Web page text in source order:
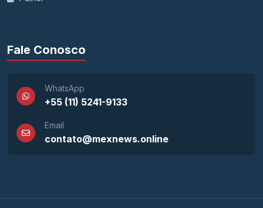
Fale Conosco
WhatsApp
+55 (11) 5241-9133
Email
contato@mexnews.online